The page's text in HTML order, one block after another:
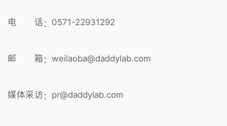
电 话 ： 0571-22931292
邮 箱 ： weilaoba@daddylab.com
媒体采访 ： pr@daddylab.com